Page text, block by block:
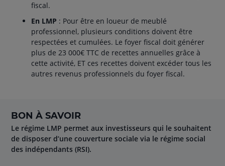
fiscal.
En LMP : Pour être en loueur de meublé
professionnel, plusieurs conditions doivent être
respectées et cumulées. Le foyer fiscal doit générer
plus de 23 000€ TTC de recettes annuelles grâce à
cette activité, ET ces recettes doivent excéder tous les
autres revenus professionnels du foyer fiscal.
BON À SAVOIR
Le régime LMP permet aux investisseurs qui le souhaitent
de disposer d’une couverture sociale via le régime social
des indépendants (RSI).